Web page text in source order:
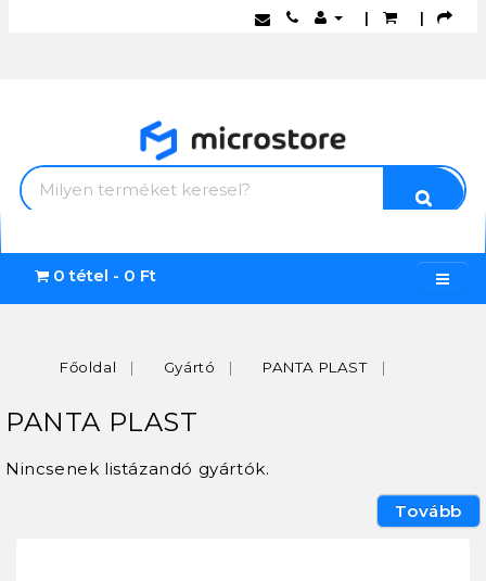
| |
0 tétel - 0 Ft
Főoldal Gyártó PANTA PLAST
PANTA PLAST
Nincsenek listázandó gyártók.
Tovább